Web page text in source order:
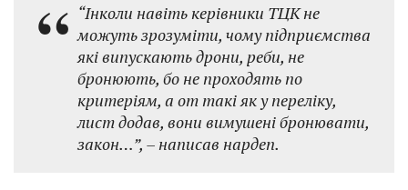
“Інколи навіть керівники ТЦК не
можуть зрозуміти, чому підприємства
які випускають дрони, реби, не
бронюють, бо не проходять по
критеріям, а от такі як у переліку,
лист додав, вони вимушені бронювати,
закон…”, – написав нардеп.